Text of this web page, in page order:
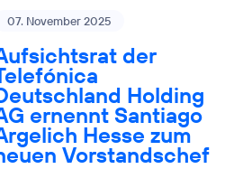
07. November 2025
der
Holding
ernennt Santiago
Hesse zum
Vorstandschef